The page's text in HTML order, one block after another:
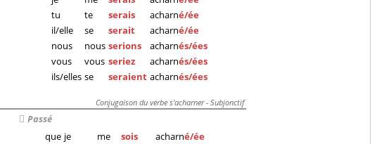
tu
te serais acharné/ée
il/elle
se serait acharné/ée
nous
nous serions acharnés/ées
vous
vous seriez acharnés/ées
ils/elles se seraient acharnés/ées
Conjugaison du verbe s'acharner - Subjonctif
Passé
que je me sois acharné/ée